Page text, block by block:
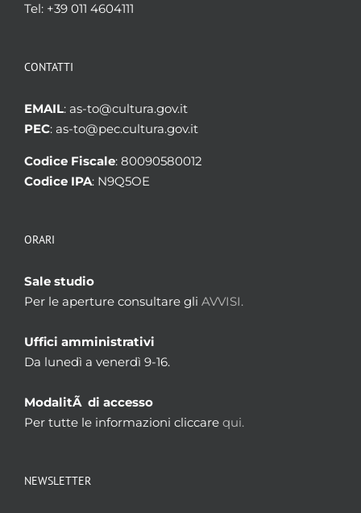
Tel: +39 011 4604111
CONTATTI
EMAIL: as-to@cultura.gov.it
PEC: as-to@pec.cultura.gov.it
Codice Fiscale: 80090580012
Codice IPA: N9Q5OE
ORARI
Sale studio
Per le aperture consultare gli AVVISI.
Uffici amministrativi
Da lunedì a venerdì 9-16.
ModalitÃ di accesso
Per tutte le informazioni cliccare qui.
NEWSLETTER